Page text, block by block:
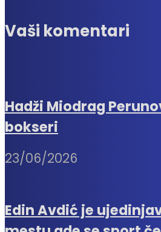
Vaši komentari
Hadži Miodrag
bokseri
23/06/2026
Edin Avdić je